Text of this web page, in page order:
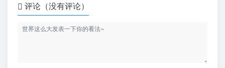
评论（没有评论）